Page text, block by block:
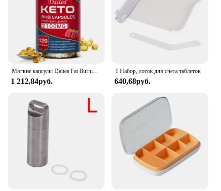
Мягкие капсулы Daitea Fat Burning Ketone — помогают лучше осущению калорий тела, контроля веса и поддержания здоровья.
1 212,84руб.
1 Набор, лоток для счета таблеток
640,68руб.